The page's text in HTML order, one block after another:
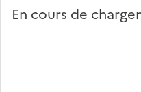
En cours de